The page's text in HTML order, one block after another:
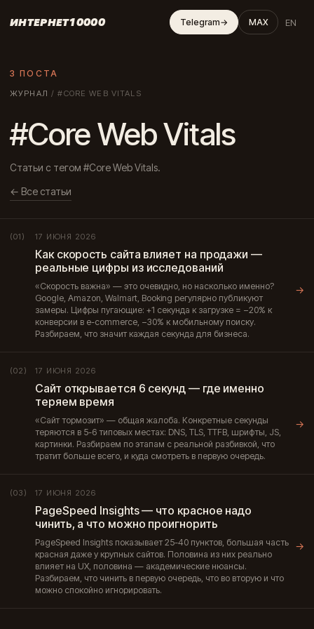
ИНТЕРНЕТ10000 Telegram→ MAX EN
3 ПОСТА
ЖУРНАЛ /#CORE WEB VITALS
#Core Web Vitals
Статьи с тегом #Core Web Vitals.
← Все статьи
(01) 17 ИЮНЯ 2026
Как скорость сайта влияет на продажи —
реальные цифры из исследований
«Скорость важна» — это очевидно, но насколько именно?
Google, Amazon, Walmart, Booking регулярно публикуют
замеры. Цифры пугающие: +1 секунда к загрузке = −20% к
конверсии в e-commerce, −30% к мобильному поиску.
Разбираем, что значит каждая секунда для бизнеса.
→
(02) 17 ИЮНЯ 2026
Сайт открывается 6 секунд — где именно
теряем время
«Сайт тормозит» — общая жалоба. Конкретные секунды
теряются в 5-6 типовых местах: DNS, TLS, TTFB, шрифты, JS,
картинки. Разбираем по этапам с реальной разбивкой, что
тратит больше всего, и куда смотреть в первую очередь.
→
(03) 17 ИЮНЯ 2026
PageSpeed Insights — что красное надо
чинить, а что можно проигнорить
PageSpeed Insights показывает 25-40 пунктов, большая часть
красная даже у крупных сайтов. Половина из них реально
влияет на UX, половина — академические нюансы.
Разбираем, что чинить в первую очередь, что во вторую и что
можно спокойно игнорировать.
→